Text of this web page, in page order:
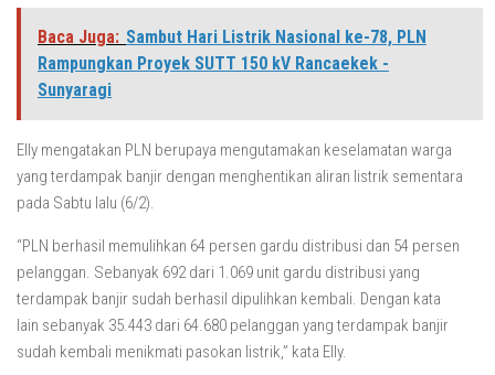
Baca Juga: Sambut Hari Listrik Nasional ke-78, PLN
Rampungkan Proyek SUTT 150 kV Rancaekek -
Sunyaragi
Elly mengatakan PLN berupaya mengutamakan keselamatan warga
yang terdampak banjir dengan menghentikan aliran listrik sementara
pada Sabtu lalu (6/2).
“PLN berhasil memulihkan 64 persen gardu distribusi dan 54 persen
pelanggan. Sebanyak 692 dari 1.069 unit gardu distribusi yang
terdampak banjir sudah berhasil dipulihkan kembali. Dengan kata
lain sebanyak 35.443 dari 64.680 pelanggan yang terdampak banjir
sudah kembali menikmati pasokan listrik,” kata Elly.